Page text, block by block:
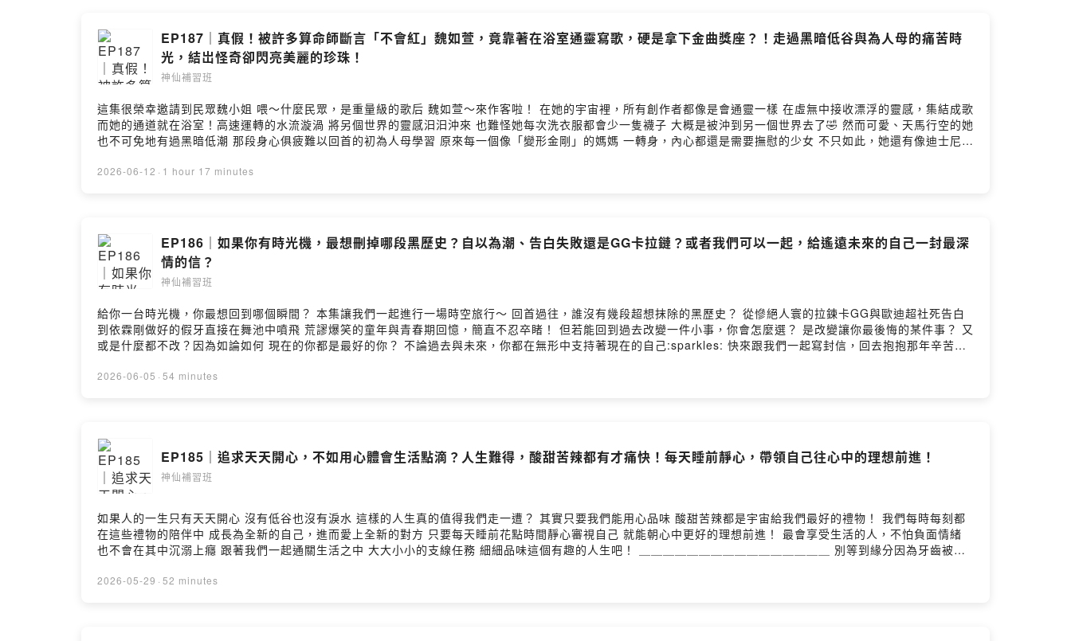
EP187｜真假！被許多算命師斷言「不會紅」魏如萱，竟靠著在浴室通靈寫歌，硬是拿下金曲獎座？！走過黑暗低谷與為人母的痛苦時
光，結岀怪奇卻閃亮美麗的珍珠！
神仙補習班
這集很榮幸邀請到民眾魏小姐 喂～什麼民眾，是重量級的歌后 魏如萱～來作客啦！ 在她的宇宙裡，所有創作者都像是會通靈一樣 在虛無中接收漂浮的靈感，集結成歌
而她的通道就在浴室！高速運轉的水流漩渦 將另個世界的靈感汩汩沖來 也難怪她每次洗衣服都會少一隻襪子 大概是被沖到另一個世界去了🤣 然而可愛、天馬行空的她
也不可免地有過黑暗低潮 那段身心俱疲難以回首的初為人母學習 原來每一個像「變形金剛」的媽媽 一轉身，內心都還是需要撫慰的少女 不只如此，她還有像迪士尼公
多更多怪奇卻美麗的故事 千萬別錯過嚕～ 所有平台連結在這 ➡️ https://linktr.ee/ascended_928 工作請洽 ➡️ shensiantutoring@gmail.com --Hosting provided
2026-06-12 · 1 hour 17 minutes
EP186｜如果你有時光機，最想刪掉哪段黑歷史？自以為潮、告白失敗還是GG卡拉鏈？或者我們可以一起，給遙遠未來的自己一封最深
情的信？
神仙補習班
給你一台時光機，你最想回到哪個瞬間？ 本集讓我們一起進行一場時空旅行～ 回首過往，誰沒有幾段超想抹除的黑歷史？ 從慘絕人寰的拉鍊卡GG與歐迪超社死告白
到依霖剛做好的假牙直接在舞池中噴飛 荒謬爆笑的童年與青春期回憶，簡直不忍卒睹！ 但若能回到過去改變一件小事，你會怎麼選？ 是改變讓你最後悔的某件事？ 又
或是什麼都不改？因為如論如何 現在的你都是最好的你？ 不論過去與未來，你都在無形中支持著現在的自己:sparkles: 快來跟我們一起寫封信，回去抱抱那年辛苦的
洽 ➡️ shensiantutoring@gmail.com --Hosting provided by SoundOn
2026-06-05 · 54 minutes
EP185｜追求天天開心，不如用心體會生活點滴？人生難得，酸甜苦辣都有才痛快！每天睡前靜心，帶領自己往心中的理想前進！
神仙補習班
如果人的一生只有天天開心 沒有低谷也沒有淚水 這樣的人生真的值得我們走一遭？ 其實只要我們能用心品味 酸甜苦辣都是宇宙給我們最好的禮物！ 我們每時每刻都
在這些禮物的陪伴中 成長為全新的自己，進而愛上全新的對方 只要每天睡前花點時間靜心審視自己 就能朝心中更好的理想前進！ 最會享受生活的人，不怕負面情緒
也不會在其中沉溺上癮 跟著我們一起通關生活之中 大大小小的支線任務 細細品味這個有趣的人生吧！ ＿＿＿＿＿＿＿＿＿＿＿＿＿＿＿＿ 別等到緣分因為牙齒被卡
６期分期，付款彈性，每日最低６６元 🔷App整合療程進度、回診安排提醒，療程一手掌握:alarm_clock: 綻雅限時６週年慶，６/３０之前 透過方專屬連結完成線上
2026-05-29 · 52 minutes